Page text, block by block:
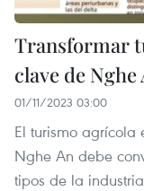
Transformar
clave de Nghe
01/11/2023 03:00
El turismo
Nghe An debe
tipos de la